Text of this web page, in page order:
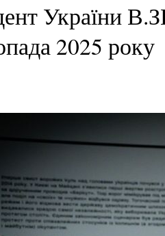
України
2025 року